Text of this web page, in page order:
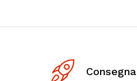
Consegna